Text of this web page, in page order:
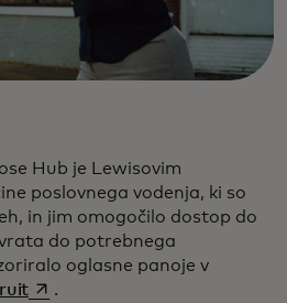
Hub je Lewisovim
poslovnega vodenja, ki so
in jim omogočilo dostop do
do potrebnega
oglasne panoje v
opens in a new tab
.